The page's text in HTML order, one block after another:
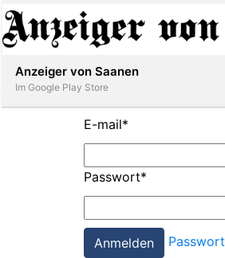
Abonnieren
E-mail*
Passwort*
Passwort
Anzeiger von Saanen
Im Google Play Store